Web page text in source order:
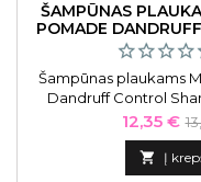
ŠAMPŪNAS
POMADE
ML
Šampūnas plaukams
Dandruff Control
skirtas vyrams, nuo
Kaina
12,35 €
 Į